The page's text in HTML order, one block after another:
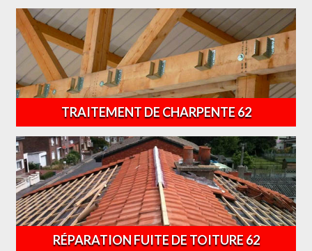
TRAITEMENT DE CHARPENTE 62
RÉPARATION FUITE DE TOITURE 62